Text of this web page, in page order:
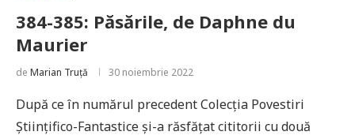
384-385: Păsările, de Daphne du
Maurier
de Marian Truță 30 noiembrie 2022
După ce în numărul precedent Colecția Povestiri
Științifico-Fantastice și-a răsfățat cititorii cu două